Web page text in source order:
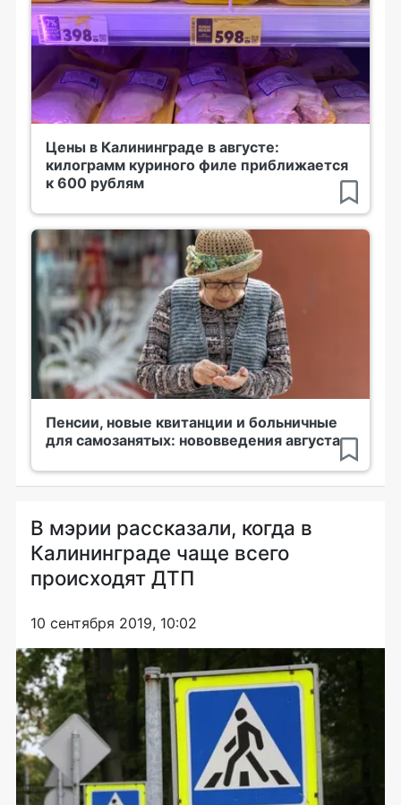
Цены в Калининграде в августе:
килограмм куриного филе приближается
к 600 рублям
Пенсии, новые квитанции и больничные
для самозанятых: нововведения августа
В мэрии рассказали, когда в
Калининграде чаще всего
происходят ДТП
10 сентября 2019, 10:02